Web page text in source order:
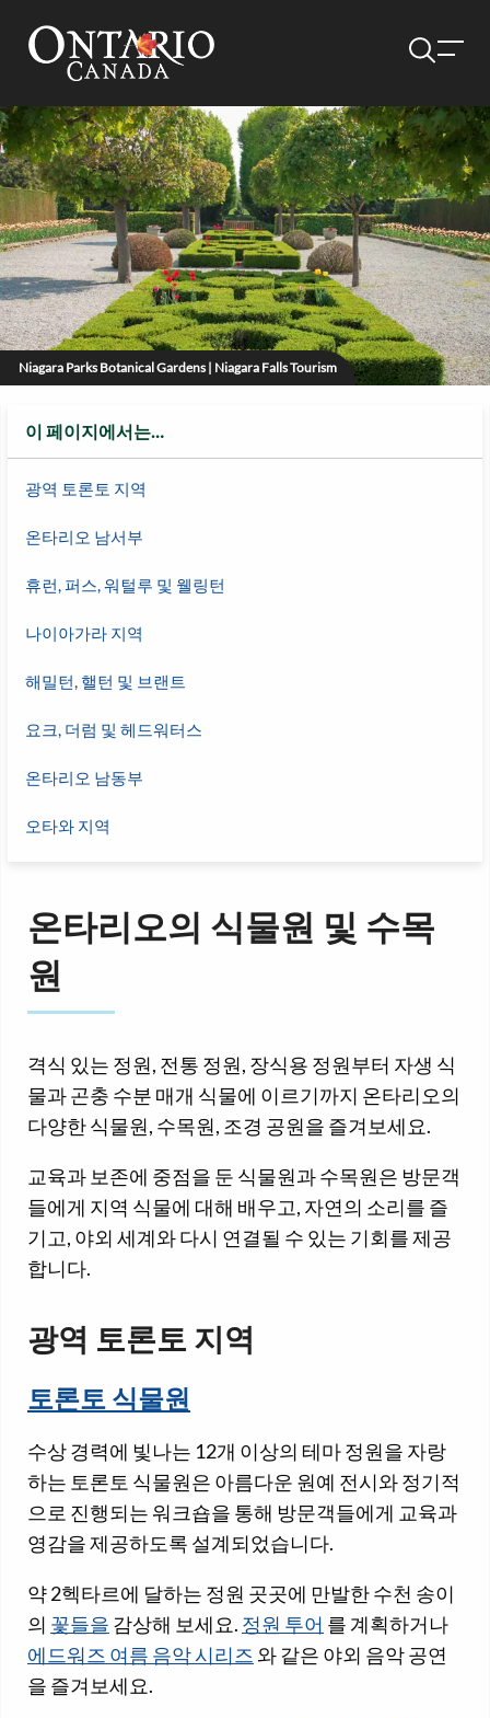
Niagara Parks Botanical Gardens | Niagara Falls Tourism
이 페이지에서는…
광역 토론토 지역
온타리오 남서부
휴런, 퍼스, 워털루 및 웰링턴
나이아가라 지역
해밀턴, 핼턴 및 브랜트
요크, 더럼 및 헤드워터스
온타리오 남동부
오타와 지역
온타리오의 식물원 및 수목
원
격식 있는 정원, 전통 정원, 장식용 정원부터 자생 식
물과 곤충 수분 매개 식물에 이르기까지 온타리오의
다양한 식물원, 수목원, 조경 공원을 즐겨보세요.
교육과 보존에 중점을 둔 식물원과 수목원은 방문객
들에게 지역 식물에 대해 배우고, 자연의 소리를 즐
기고, 야외 세계와 다시 연결될 수 있는 기회를 제공
합니다.
광역 토론토 지역
토론토 식물원
수상 경력에 빛나는 12개 이상의 테마 정원을 자랑
하는 토론토 식물원은 아름다운 원예 전시와 정기적
으로 진행되는 워크숍을 통해 방문객들에게 교육과
영감을 제공하도록 설계되었습니다.
약 2헥타르에 달하는 정원 곳곳에 만발한 수천 송이
의 꽃들을 감상해 보세요. 정원 투어 를 계획하거나
에드워즈 여름 음악 시리즈 와 같은 야외 음악 공연
을 즐겨보세요.